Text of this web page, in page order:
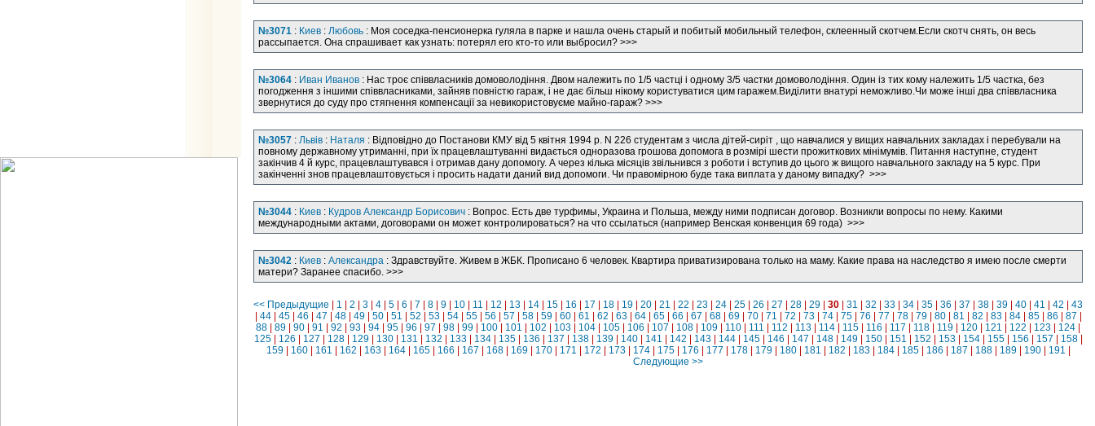
№3071 : Киев : Любовь : Моя соседка-пенсионерка гуляла в парке и нашла очень старый и побитый мобильный телефон, склеенный скотчем.Если скотч снять, он весь
рассыпается. Она спрашивает как узнать: потерял его кто-то или выбросил? >>>
№3064 : Иван Иванов : Нас троє співвласників домоволодіння. Двом належить по 1/5 частці і одному 3/5 частки домоволодіння. Один із тих кому належить 1/5 частка, без
погодження з іншими співвласниками, зайняв повністю гараж, і не дає більш нікому користуватися цим гаражем.Виділити внатурі неможливо.Чи може інші два співвласника
звернутися до суду про стягнення компенсації за невикористовуєме майно-гараж? >>>
№3057 : Львів : Наталя : Відповідно до Постанови КМУ від 5 квітня 1994 р. N 226 студентам з числа дітей-сиріт , що навчалися у вищих навчальних закладах і перебували на
повному державному утриманні, при їх працевлаштуванні видається одноразова грошова допомога в розмірі шести прожиткових мінімумів. Питання наступне, студент
закінчив 4 й курс, працевлаштувався і отримав дану допомогу. А через кілька місяців звільнився з роботи і вступив до цього ж вищого навчального закладу на 5 курс. При
закінченні знов працевлаштовується і просить надати даний вид допомоги. Чи правомірною буде така виплата у даному випадку? >>>
№3044 : Киев : Кудров Александр Борисович : Вопрос. Есть две турфимы, Украина и Польша, между ними подписан договор. Возникли вопросы по нему. Какими
международными актами, договорами он может контролироваться? на что ссылаться (например Венская конвенция 69 года) >>>
№3042 : Киев : Александра : Здравствуйте. Живем в ЖБК. Прописано 6 человек. Квартира приватизирована только на маму. Какие права на наследство я имею после смерти
матери? Заранее спасибо. >>>
<< Предыдущие 1 2 3 4 5 6 7 8 9 10 11 12 13 14 15 16 17 18 19 20 21 22 23 24 25 26 27 28 29 30 31 32 33 34 35 36 37 38 39 40 41 42
43
44| 45| 46 47 48| 49| 50| 51 52 53| 54| 55| 56 57 58| 59| 60| 61 62 63| 64| 65| 66 67 68| 69| 70| 71 72 73| 74| 75| 76 77 78| 79| 80| 81 82 83| 84| 85| 86 87
88
89 90 91 92 93 94 95 96 97 98 99 100 101 102 103 104 105 106 107 108 109 110 111 112 113 114 115 116 117 118 119 120 121 122 123 124
125| 126 127 128| 129| 130| 131 132 133| 134| 135| 136 137 138| 139| 140| 141 142 143| 144| 145| 146 147 148| 149| 150| 151 152 153| 154| 155| 156 157 158|
159| 160| 161 162 163| 164| 165| 166 167 168| 169| 170| 171 172 173| 174| 175| 176 177 178| 179| 180| 181 182 183| 184| 185| 186 187 188| 189| 190| 191
Следующие >>